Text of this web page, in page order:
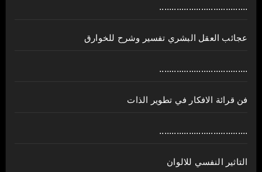
....................................
عجائب العقل البشري تفسير وشرح للخوارق
....................................
فن قرائة الافكار في تطوير الذات
....................................
التاثير النفسي للالوان